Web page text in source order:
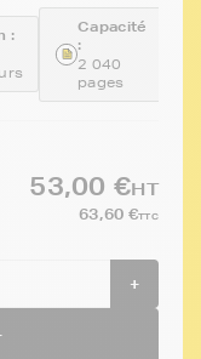
:
Capacité
:
2 040
pages
53,00 €HT
63,60 €TTC
+